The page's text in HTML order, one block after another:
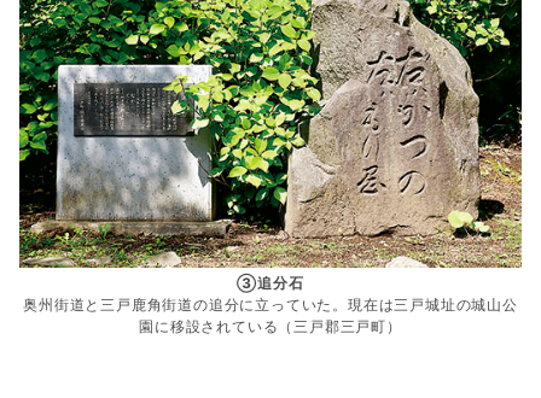
③追分石
奥州街道と三戸鹿角街道の追分に立っていた。現在は三戸城址の城山公
園に移設されている（三戸郡三戸町）